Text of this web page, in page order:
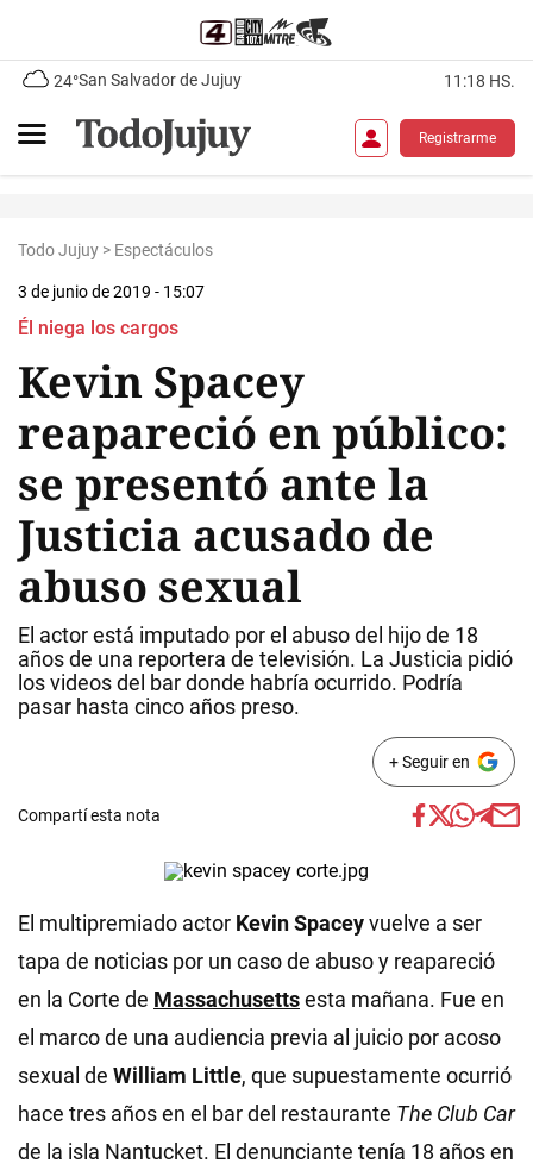
24°San Salvador de Jujuy 11:18 HS.
Registrarme
Todo Jujuy > Espectáculos
3 de junio de 2019 - 15:07
Él niega los cargos
Kevin Spacey
reapareció en público:
se presentó ante la
Justicia acusado de
abuso sexual
El actor está imputado por el abuso del hijo de 18
años de una reportera de televisión. La Justicia pidió
los videos del bar donde habría ocurrido. Podría
pasar hasta cinco años preso.
+ Seguir en
Compartí esta nota
El multipremiado actor Kevin Spaceyvuelve a ser
tapa de noticias por un caso de abuso y reapareció
en la Corte de Massachusettsesta mañana. Fue en
el marco de una audiencia previa al juicio por acoso
sexual de William Little, que supuestamente ocurrió
hace tres años en el bar del restaurante The Club Car
de la isla Nantucket. El denunciante tenía 18 años en